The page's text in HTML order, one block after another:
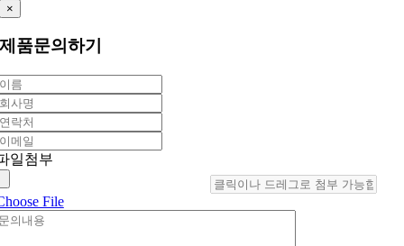
×
제품문의하기
일첨부
File